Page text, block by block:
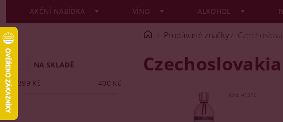
AKČNÍ NABÍDKA VÍNO ALKOHOL
NA SKLADĚ
399 Kč 400 Kč
Prodávané značky
Czechoslovakia
Kód: 41376